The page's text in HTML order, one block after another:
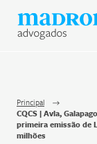
Hub
Contato
Principal
CQCS | Avla,
primeira emissão de
milhões